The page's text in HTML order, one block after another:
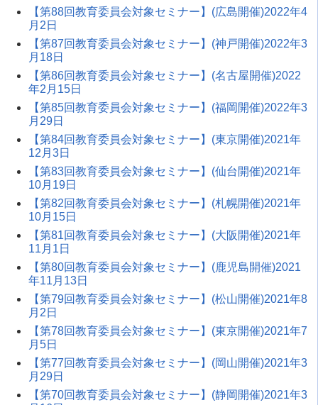
【第88回教育委員会対象セミナー】(広島開催)2022年4
月2日
【第87回教育委員会対象セミナー】(神戸開催)2022年3
月18日
【第86回教育委員会対象セミナー】(名古屋開催)2022
年2月15日
【第85回教育委員会対象セミナー】(福岡開催)2022年3
月29日
【第84回教育委員会対象セミナー】(東京開催)2021年
12月3日
【第83回教育委員会対象セミナー】(仙台開催)2021年
10月19日
【第82回教育委員会対象セミナー】(札幌開催)2021年
10月15日
【第81回教育委員会対象セミナー】(大阪開催)2021年
11月1日
【第80回教育委員会対象セミナー】(鹿児島開催)2021
年11月13日
【第79回教育委員会対象セミナー】(松山開催)2021年8
月2日
【第78回教育委員会対象セミナー】(東京開催)2021年7
月5日
【第77回教育委員会対象セミナー】(岡山開催)2021年3
月29日
【第70回教育委員会対象セミナー】(静岡開催)2021年3